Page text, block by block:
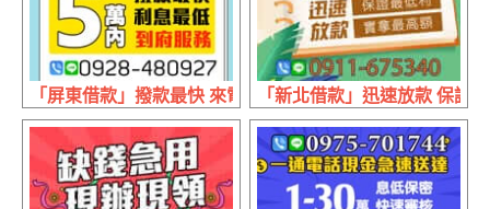
「屏東借款」撥款最快 來電就借 | 5萬內 利息最低到府服務
「新北借款」迅速放款 保證